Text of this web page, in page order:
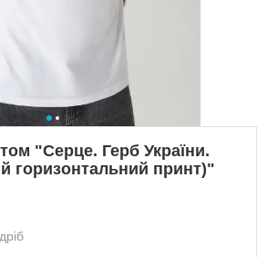
"Серце. Герб України.
горизонтальний принт)"